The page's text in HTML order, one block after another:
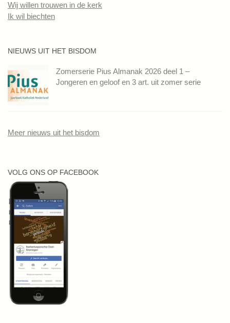
Wij willen trouwen in de kerk
Ik wil biechten
NIEUWS UIT HET BISDOM
Zomerserie Pius Almanak 2026 deel 1 –
Jongeren en geloof en 3 art. uit zomer serie
Meer nieuws uit het bisdom
VOLG ONS OP FACEBOOK